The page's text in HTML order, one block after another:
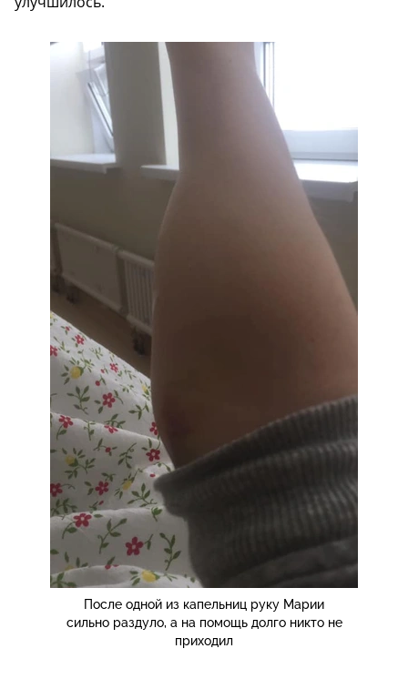
После одной из капельниц руку Марии
сильно раздуло, а на помощь долго никто не
приходил